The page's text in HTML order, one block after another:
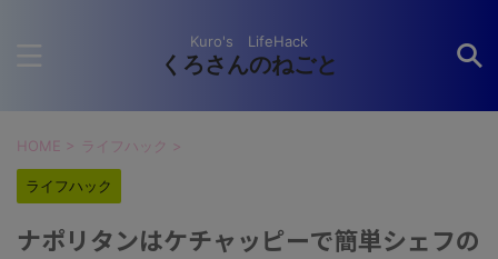
Kuro's LifeHack
くろさんのねごと
HOME > ライフハック >
ライフハック
ナポリタンはケチャッピーで簡単シェフの